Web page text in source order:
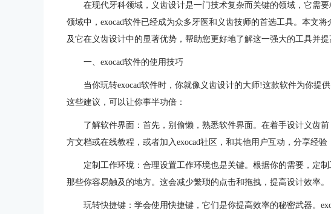
在现代牙科领域，义齿设计是一门技术复杂而关键的领域，它需
领域中，exocad软件已经成为众多牙医和义齿技师的首选工具。本文
及它在义齿设计中的显著优势，帮助您更好地了解这一强大的工具并提
一、exocad软件的使用技巧
当你玩转exocad软件时，你就像义齿设计的大师!这款软件为你提
这些建议，可以让你事半功倍：
了解软件界面：首先，别偷懒，熟悉软件界面。在着手设计义齿
方文档或在线教程，或者加入exocad社区，和其他用户互动，分享经验
定制工作环境：合理设置工作环境也是关键。根据你的需要，定
那些你容易触及的地方。这会减少繁琐的点击和拖拽，提高设计效率。
玩转快捷键：学会使用快捷键，它们是你提高效率的秘密武器。